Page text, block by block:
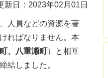
新日：2023年02月01日
人員などの資源を著
ればなりません。本
、八重瀬町）と相互
結しました。